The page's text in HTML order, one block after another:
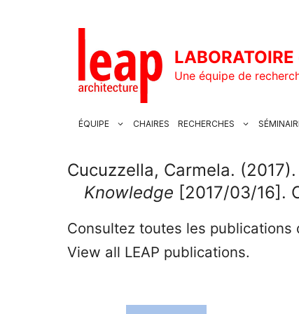
Une équipe de
ÉQUIPE CHAIRES RECHERCHES
Cucuzzella, Carmela. (2017).
Knowledge [2017/03/16].
Consultez toutes les publications
View all LEAP publications.